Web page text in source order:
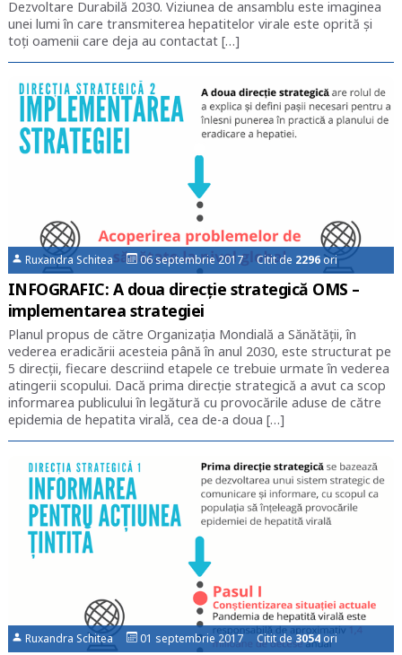
Dezvoltare Durabilă 2030. Viziunea de ansamblu este imaginea
unei lumi în care transmiterea hepatitelor virale este oprită și
toți oamenii care deja au contactat […]
Ruxandra Schitea 06 septembrie 2017 Citit de 2296ori
INFOGRAFIC: A doua direcție strategică OMS –
implementarea strategiei
Planul propus de către Organizația Mondială a Sănătății, în
vederea eradicării acesteia până în anul 2030, este structurat pe
5 direcții, fiecare descriind etapele ce trebuie urmate în vederea
atingerii scopului. Dacă prima direcție strategică a avut ca scop
informarea publicului în legătură cu provocările aduse de către
epidemia de hepatita virală, cea de-a doua […]
Ruxandra Schitea 01 septembrie 2017 Citit de3054 ori